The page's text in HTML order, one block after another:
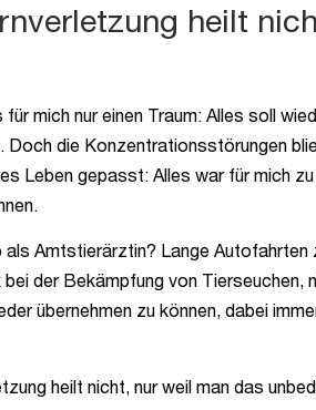
heilt
für mich nur einen Traum: Alles soll
die Konzentrationsstörungen
Leben gepasst: Alles war für mich
als Amtstierärztin? Lange
der Bekämpfung von
übernehmen zu können, dabei
heilt nicht, nur weil man das